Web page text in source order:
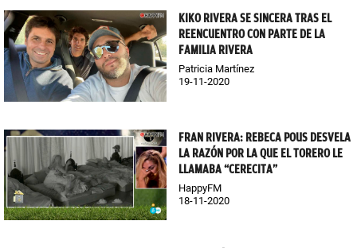
KIKO RIVERA SE SINCERA TRAS EL
REENCUENTRO CON PARTE DE LA
FAMILIA RIVERA
Patricia Martínez
19-11-2020
FRAN RIVERA: REBECA POUS DESVELA
LA RAZÓN POR LA QUE EL TORERO LE
LLAMABA “CERECITA”
HappyFM
18-11-2020